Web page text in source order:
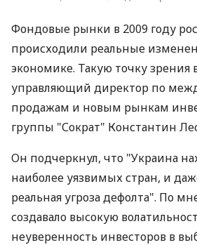
Фондовые рынки в 2009 году
происходили реальные
экономике. Такую точку зрения
управляющий директор по
продажам и новым рынкам
группы "Сократ" Константин
Он подчеркнул, что "Украина
наиболее уязвимых стран, и
реальная угроза дефолта". По
создавало высокую
неуверенность инвесторов в